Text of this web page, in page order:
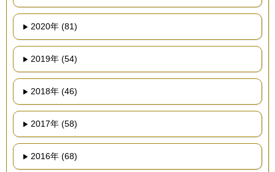
2020年 (81)
2019年 (54)
2018年 (46)
2017年 (58)
2016年 (68)